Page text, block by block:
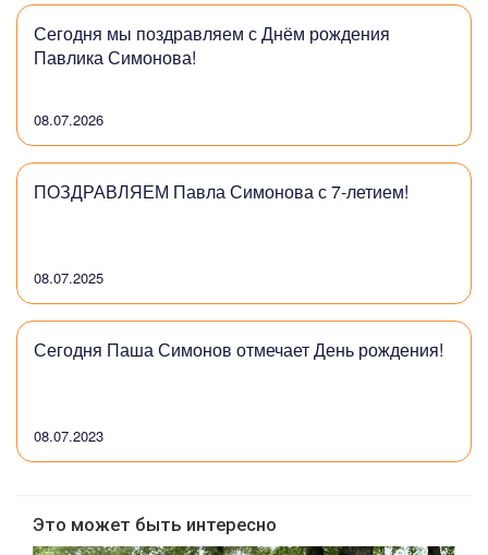
Сегодня мы поздравляем с Днём рождения
Павлика Симонова!
08.07.2026
ПОЗДРАВЛЯЕМ Павла Симонова с 7-летием!
08.07.2025
Сегодня Паша Симонов отмечает День рождения!
08.07.2023
Это может быть интересно